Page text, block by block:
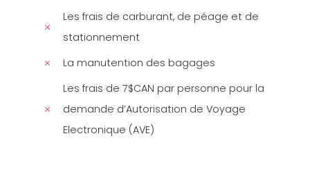
Les frais de carburant, de péage et de
stationnement
La manutention des bagages
Les frais de 7$CAN par personne pour la
demande d’Autorisation de Voyage
Electronique (AVE)